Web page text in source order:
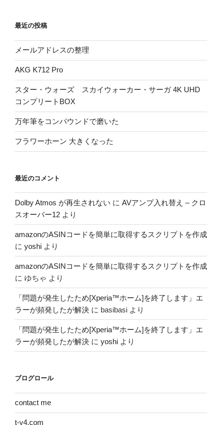
最近の投稿
メールアドレスの整理
AKG K712 Pro
スター・ウォーズ スカイウォーカー・サーガ 4K UHD
コンプリートBOX
万年筆をコンパウンドで磨いた
フラワーホーン 大きくなった
最近のコメント
Dolby Atmos が再生されない に AVアンプ入れ替え – クロ
スオーバー12 より
amazonのASINコードを簡単に取得するスクリプトを作成
に yoshi より
amazonのASINコードを簡単に取得するスクリプトを作成
に ゆちゃ より
「問題が発生したため[Xperia™ホーム]を終了します」エ
ラーが頻発したが解決 に basibasi より
「問題が発生したため[Xperia™ホーム]を終了します」エ
ラーが頻発したが解決 に yoshi より
ブログロール
contact me
t-y4.com